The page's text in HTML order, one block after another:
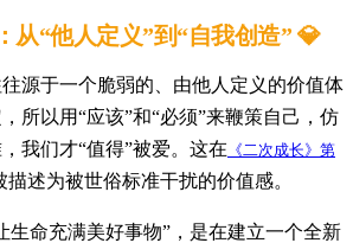
从“他人定义”到“自我创造” 💎
源于一个脆弱的、由他人定义的价值体
所以用“应该”和“必须”来鞭策自己，仿
我们才“值得”被爱。这在 《二次成长》第
描述为被世俗标准干扰的价值感。
命充满美好事物”，是在建立一个全新